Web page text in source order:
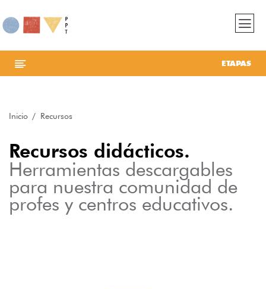
ETAPAS
Inicio Recursos
Recursos didácticos.
Herramientas descargables
para nuestra comunidad de
profes y centros educativos.